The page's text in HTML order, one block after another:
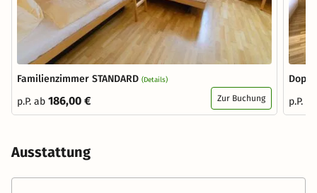
Familienzimmer STANDARD (Details)
p.P. ab 186,00 € Zur Buchung
p.P.
Ausstattung